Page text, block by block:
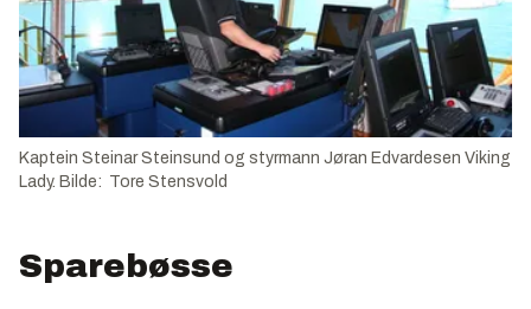
Kaptein Steinar Steinsund og styrmann Jøran Edvardesen Viking
Lady. Bilde: Tore Stensvold
Sparebøsse